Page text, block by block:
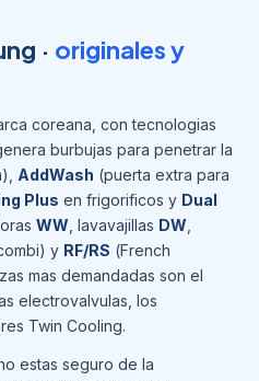
· originales y
coreana, con tecnologias
burbujas para penetrar la
AddWash (puerta extra para
Plus en frigorificos y Dual
WW , lavavajillas DW
y RF/RS (French
mas demandadas son el
electrovalvulas, los
Twin Cooling.
estas seguro de la